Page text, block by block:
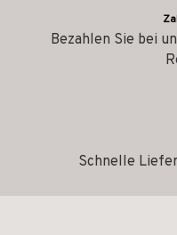
Bezahlen Sie bei
Schnelle